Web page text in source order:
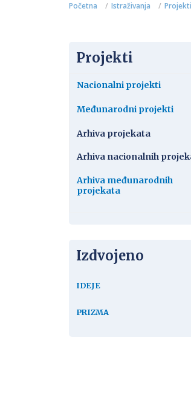
Početna Istraživanja Projekti
Projekti
Nacionalni projekti
Međunarodni projekti
Arhiva projekata
Arhiva nacionalnih
Arhiva međunarodnih
projekata
Izdvojeno
IDEJE
PRIZMA